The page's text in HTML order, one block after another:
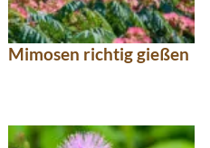
Mimosen richtig gießen